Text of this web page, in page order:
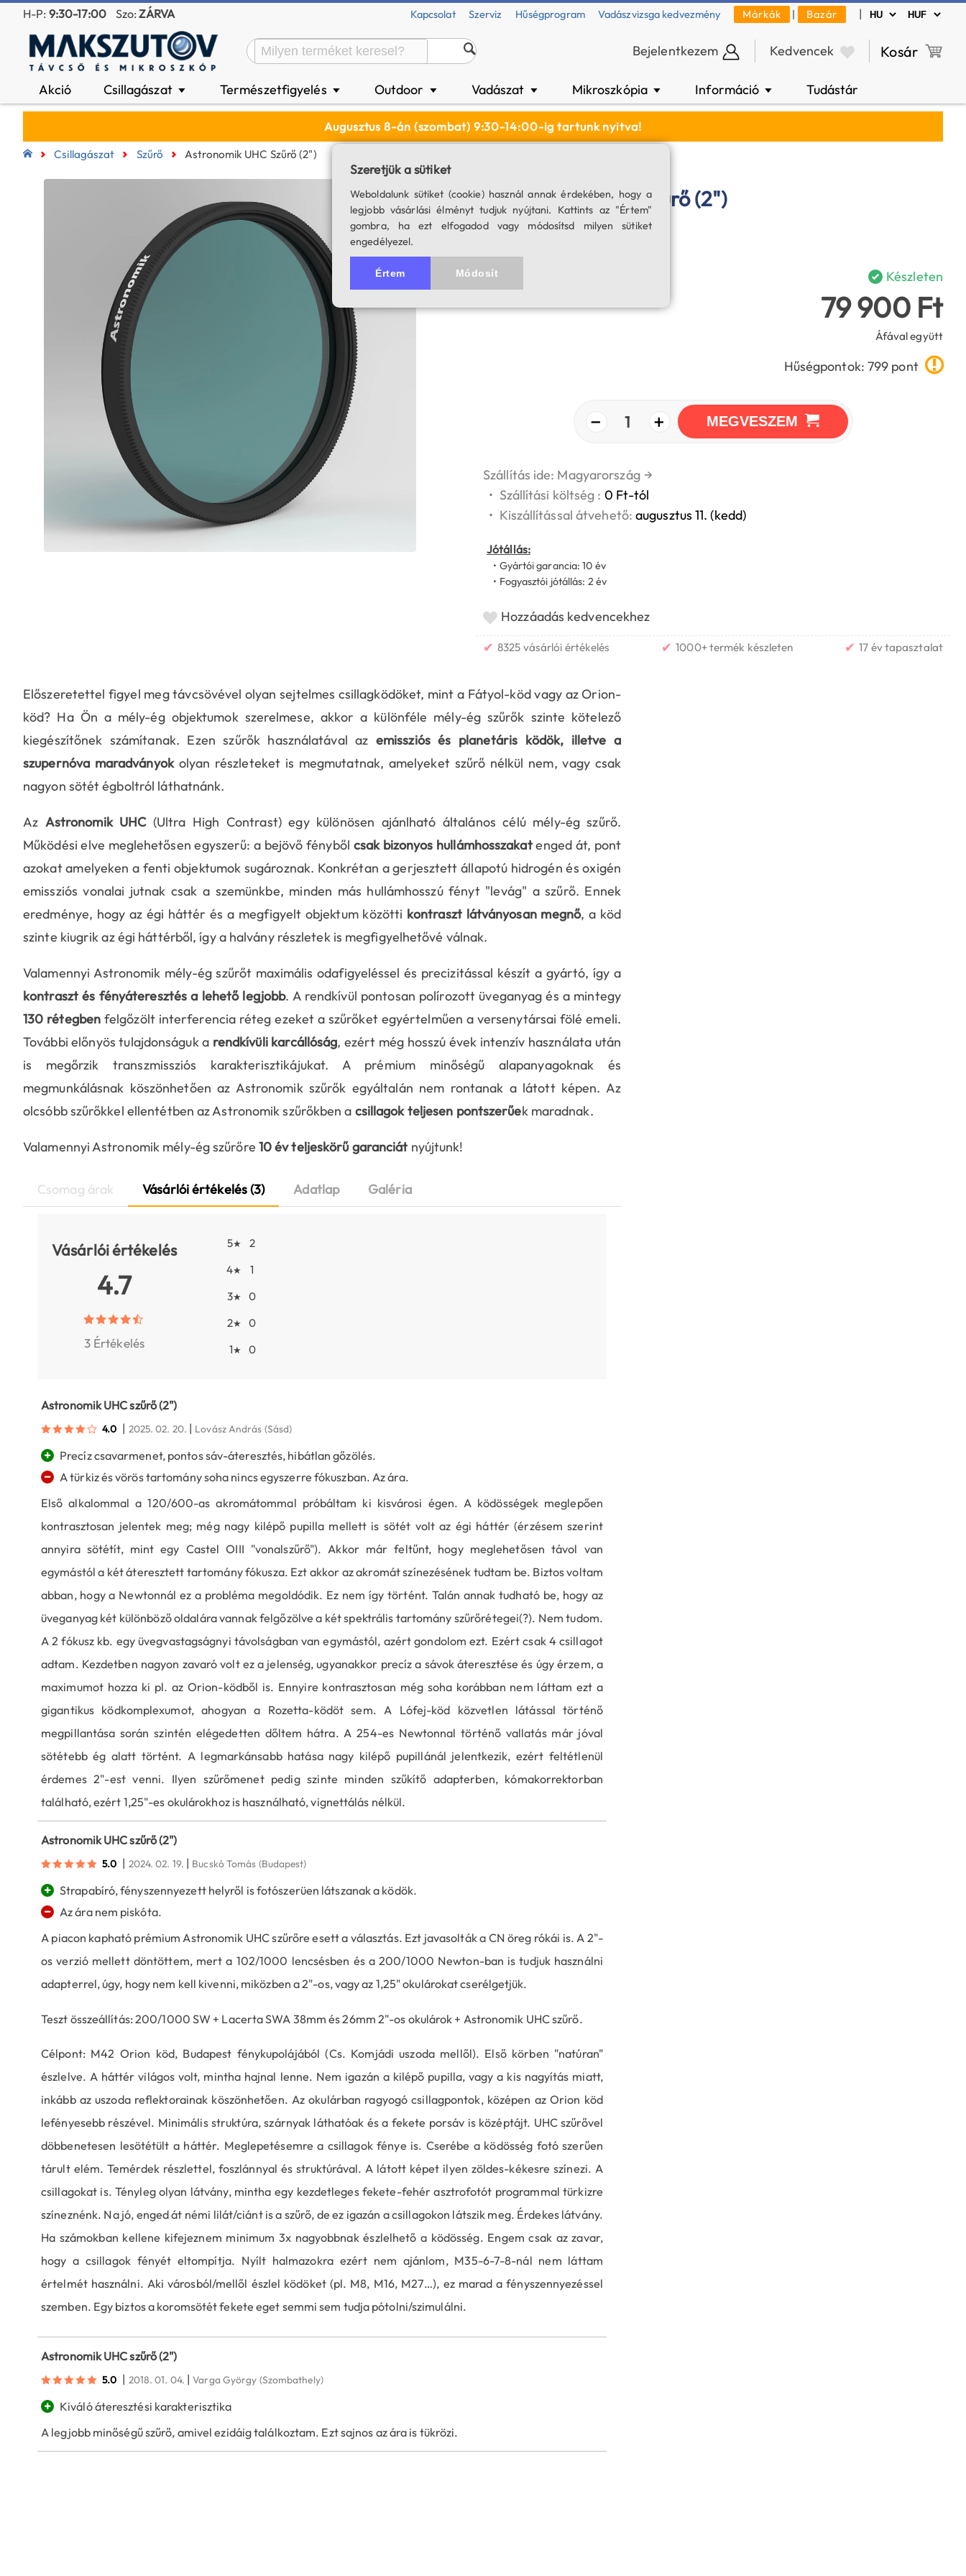
H-P: 9:30-17:00 Szo:ZÁRVA Kapcsolat Szerviz Hűségprogram Vadászvizsga kedvezmény Márkák | Bazár |
Bejelentkezem Kedvencek Kosár
Akció Csillagászat ▼ Természetfigyelés ▼ Outdoor ▼ Vadászat ▼ Mikroszkópia ▼ Információ ▼ Tudástár
Augusztus 8-án (szombat) 9:30-14:00-ig tartunk nyitva!
Csillagászat Szűrő Astronomik UHC Szűrő (2")
Astronomik UHC szűrő (2")
SKU: 01537
Készleten
79 900 Ft
Áfával együtt
Hűségpontok: 799 pont
− 1 + MEGVESZEM
Szállítás ide: Magyarország →
• Szállítási költség : 0 Ft-tól
• Kiszállítással átvehető:augusztus 11. (kedd)
Jótállás:
• Gyártói garancia: 10 év
• Fogyasztói jótállás: 2 év
Hozzáadás kedvencekhez
✔ 8325 vásárlói értékelés ✔ 1000+ termék készleten ✔ 17 év tapasztalat
Előszeretettel figyel meg távcsövével olyan sejtelmes csillagködöket, mint a Fátyol-köd vagy az Orion-
köd? Ha Ön a mély-ég objektumok szerelmese, akkor a különféle mély-ég szűrők szinte kötelező
kiegészítőnek számítanak. Ezen szűrők használatával az emissziós és planetáris ködök, illetve a
szupernóva maradványokolyan részleteket is megmutatnak, amelyeket szűrő nélkül nem, vagy csak
nagyon sötét égboltról láthatnánk.
Az Astronomik UHC(Ultra High Contrast) egy különösen ajánlható általános célú mély-ég szűrő.
Működési elve meglehetősen egyszerű: a bejövő fényből csak bizonyos hullámhosszakatenged át, pont
azokat amelyeken a fenti objektumok sugároznak. Konkrétan a gerjesztett állapotú hidrogén és oxigén
emissziós vonalai jutnak csak a szemünkbe, minden más hullámhosszú fényt "levág" a szűrő. Ennek
eredménye, hogy az égi háttér és a megfigyelt objektum közötti kontraszt látványosan megnő, a köd
szinte kiugrik az égi háttérből, így a halvány részletek is megfigyelhetővé válnak.
Valamennyi Astronomik mély-ég szűrőt maximális odafigyeléssel és precizitással készít a gyártó, így a
kontraszt és fényáteresztés a lehető legjobb. A rendkívül pontosan polírozott üveganyag és a mintegy
130 rétegben felgőzölt interferencia réteg ezeket a szűrőket egyértelműen a versenytársai fölé emeli.
További előnyös tulajdonságuk a rendkívüli karcállóság, ezért még hosszú évek intenzív használata után
is megőrzik transzmissziós karakterisztikájukat. A prémium minőségű alapanyagoknak és
megmunkálásnak köszönhetően az Astronomik szűrők egyáltalán nem rontanak a látott képen. Az
olcsóbb szűrőkkel ellentétben az Astronomik szűrőkben a csillagok teljesen pontszerűek maradnak.
Valamennyi Astronomik mély-ég szűrőre 10 év teljeskörű garanciát nyújtunk!
Csomag árak Vásárlói értékelés (3) Adatlap Galéria
Vásárlói értékelés
4.7
3 Értékelés
5★
2
4★
1
3★
0
2★
0
1★ 0
Astronomik UHC szűrő (2")
4.0 | 2025. 02. 20. | Lovász András (Sásd)
+ Precíz csavarmenet, pontos sáv-áteresztés, hibátlan gőzölés.
− A türkiz és vörös tartomány soha nincs egyszerre fókuszban. Az ára.
Első alkalommal a 120/600-as akromátommal próbáltam ki kisvárosi égen. A ködösségek meglepően
kontrasztosan jelentek meg; még nagy kilépő pupilla mellett is sötét volt az égi háttér (érzésem szerint
annyira sötétít, mint egy Castel OIII "vonalszűrő"). Akkor már feltűnt, hogy meglehetősen távol van
egymástól a két áteresztett tartomány fókusza. Ezt akkor az akromát színezésének tudtam be. Biztos voltam
abban, hogy a Newtonnál ez a probléma megoldódik. Ez nem így történt. Talán annak tudható be, hogy az
üveganyag két különböző oldalára vannak felgőzölve a két spektrális tartomány szűrőrétegei(?). Nem tudom.
A 2 fókusz kb. egy üvegvastagságnyi távolságban van egymástól, azért gondolom ezt. Ezért csak 4 csillagot
adtam. Kezdetben nagyon zavaró volt ez a jelenség, ugyanakkor precíz a sávok áteresztése és úgy érzem, a
maximumot hozza ki pl. az Orion-ködből is. Ennyire kontrasztosan még soha korábban nem láttam ezt a
gigantikus ködkomplexumot, ahogyan a Rozetta-ködöt sem. A Lófej-köd közvetlen látással történő
megpillantása során szintén elégedetten dőltem hátra. A 254-es Newtonnal történő vallatás már jóval
sötétebb ég alatt történt. A legmarkánsabb hatása nagy kilépő pupillánál jelentkezik, ezért feltétlenül
érdemes 2"-est venni. Ilyen szűrőmenet pedig szinte minden szűkítő adapterben, kómakorrektorban
található, ezért 1,25"-es okulárokhoz is használható, vignettálás nélkül.
Astronomik UHC szűrő (2")
5.0 | 2024. 02. 19. | Bucskó Tomás (Budapest)
+ Strapabíró, fényszennyezett helyről is fotószerüen látszanak a ködök.
− Az ára nem piskóta.
A piacon kapható prémium Astronomik UHC szűrőre esett a választás. Ezt javasolták a CN öreg rókái is. A 2"-
os verzió mellett döntöttem, mert a 102/1000 lencsésben és a 200/1000 Newton-ban is tudjuk használni
adapterrel, úgy, hogy nem kell kivenni, miközben a 2"-os, vagy az 1,25" okulárokat cserélgetjük.
Teszt összeállítás: 200/1000 SW + Lacerta SWA 38mm és 26mm 2"-os okulárok + Astronomik UHC szűrő.
Célpont: M42 Orion köd, Budapest fénykupolájából (Cs. Komjádi uszoda mellől). Első körben "natúran"
észlelve. A háttér világos volt, mintha hajnal lenne. Nem igazán a kilépő pupilla, vagy a kis nagyítás miatt,
inkább az uszoda reflektorainak köszönhetően. Az okulárban ragyogó csillagpontok, középen az Orion köd
lefényesebb részével. Minimális struktúra, szárnyak láthatóak és a fekete porsáv is középtájt. UHC szűrővel
döbbenetesen lesötétült a háttér. Meglepetésemre a csillagok fénye is. Cserébe a ködösség fotó szerűen
tárult elém. Temérdek részlettel, foszlánnyal és struktúrával. A látott képet ilyen zöldes-kékesre színezi. A
csillagokat is. Tényleg olyan látvány, mintha egy kezdetleges fekete-fehér asztrofotót programmal türkizre
színeznénk. Na jó, enged át némi lilát/ciánt is a szűrő, de ez igazán a csillagokon látszik meg. Érdekes látvány.
Ha számokban kellene kifejeznem minimum 3x nagyobbnak észlelhető a ködösség. Engem csak az zavar,
hogy a csillagok fényét eltompítja. Nyílt halmazokra ezért nem ajánlom, M35-6-7-8-nál nem láttam
értelmét használni. Aki városból/mellől észlel ködöket (pl. M8, M16, M27…), ez marad a fényszennyezéssel
szemben. Egy biztos a koromsötét fekete eget semmi sem tudja pótolni/szimulálni.
Astronomik UHC szűrő (2")
5.0 | 2018. 01. 04. |Varga György (Szombathely)
+
Kiváló áteresztési karakterisztika
A legjobb minőségű szűrő, amivel ezidáig találkoztam. Ezt sajnos az ára is tükrözi.
Szeretjük a sütiket
Weboldalunk sütiket (cookie) használ annak érdekében, hogy a
legjobb vásárlási élményt tudjuk nyújtani. Kattints az "Értem"
gombra, ha ezt elfogadod vagy módosítsd milyen sütiket
engedélyezel.
Értem Módosít